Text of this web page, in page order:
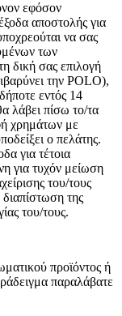
εφόσον
αποστολής για
να σας
των
δική σας επιλογή
την POLO),
εντός 14
λάβει πίσω το/τα
χρημάτων με
ο πελάτης.
για τέτοια
για τυχόν μείωση
του/τους
διαπίστωση της
του/τους.
προϊόντος ή
παραλάβατε